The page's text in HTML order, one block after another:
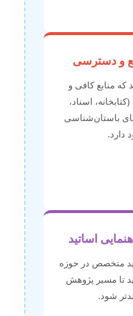
که منابع کافی و
اسناد،
باستان‌شناسی
دارد.
متخصص در حوزه
تا مسیر پژوهش
شود.